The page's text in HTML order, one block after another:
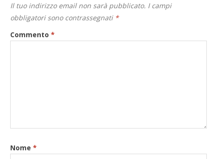
Il tuo indirizzo email non sarà pubblicato. I campi
obbligatori sono contrassegnati *
Commento*
Nome*